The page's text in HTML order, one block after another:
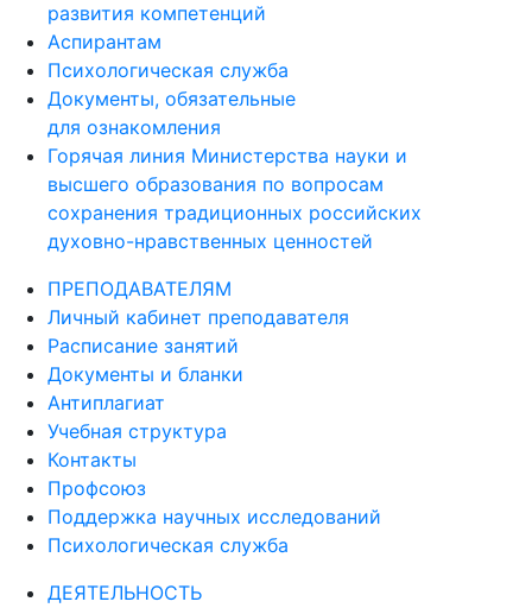
развития компетенций
Аспирантам
Психологическая служба
Документы, обязательные
для ознакомления
Горячая линия Министерства науки и
высшего образования по вопросам
сохранения традиционных российских
духовно-нравственных ценностей
ПРЕПОДАВАТЕЛЯМ
Личный кабинет преподавателя
Расписание занятий
Документы и бланки
Антиплагиат
Учебная структура
Контакты
Профсоюз
Поддержка научных исследований
Психологическая служба
ДЕЯТЕЛЬНОСТЬ